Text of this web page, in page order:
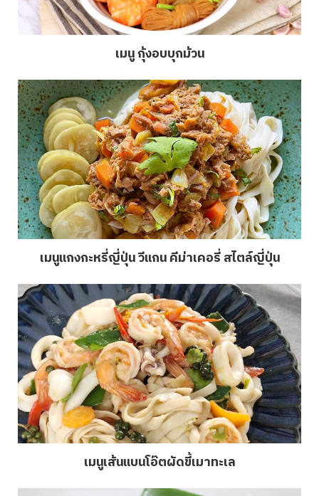
เมนู กุ้งอบบุกม้วน
เมนูแกงกะหรี่ญี่ปุ่น วีแกน คีม่าเคอรี่ สไตล์ญี่ปุ่น
เมนูเส้นแบนโอ๊ตผัดขี้เมาทะเล